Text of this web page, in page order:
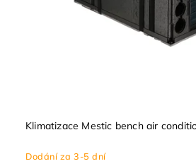
Klimatizace Mestic bench air
Dodání za 3-5 dní